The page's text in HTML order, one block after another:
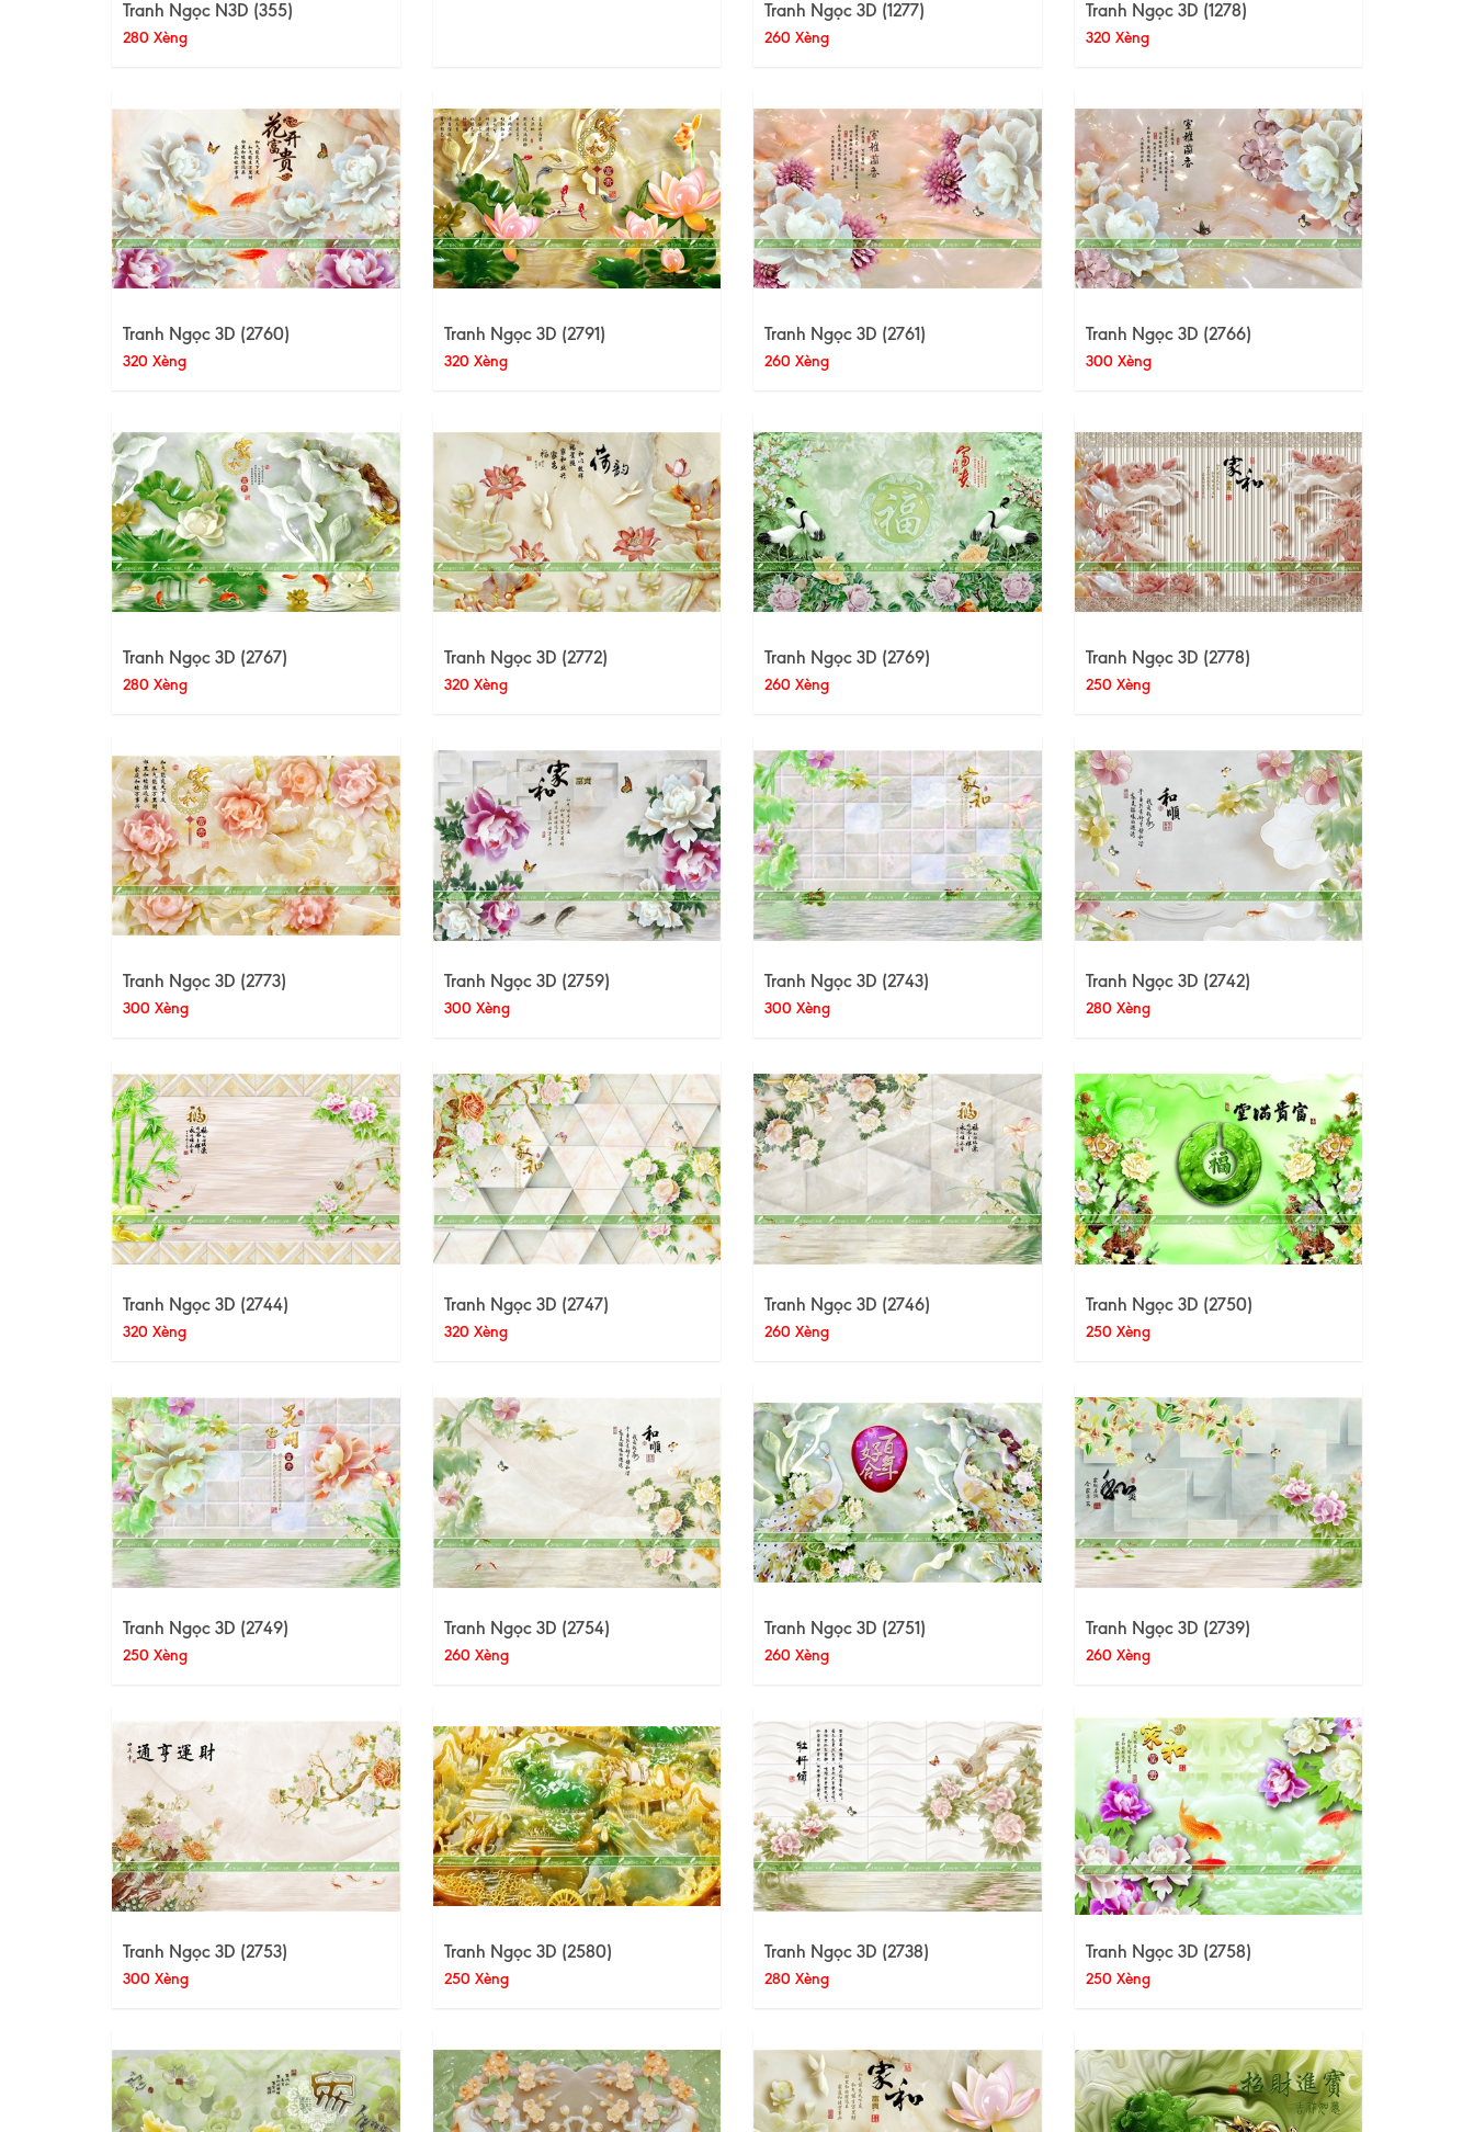
Tranh Ngọc N3D (355)
280 Xèng
Tranh Ngọc 3D (1277)
260 Xèng
Tranh Ngọc 3D (1278)
320 Xèng
Tranh Ngọc 3D (2760)
320 Xèng
Tranh Ngọc 3D (2791)
320 Xèng
Tranh Ngọc 3D (2761)
260 Xèng
Tranh Ngọc 3D (2766)
300 Xèng
Tranh Ngọc 3D (2767)
280 Xèng
Tranh Ngọc 3D (2772)
320 Xèng
Tranh Ngọc 3D (2769)
260 Xèng
Tranh Ngọc 3D (2778)
250 Xèng
Tranh Ngọc 3D (2773)
300 Xèng
Tranh Ngọc 3D (2759)
300 Xèng
Tranh Ngọc 3D (2743)
300 Xèng
Tranh Ngọc 3D (2742)
280 Xèng
Tranh Ngọc 3D (2744)
320 Xèng
Tranh Ngọc 3D (2747)
320 Xèng
Tranh Ngọc 3D (2746)
260 Xèng
Tranh Ngọc 3D (2750)
250 Xèng
Tranh Ngọc 3D (2749)
250 Xèng
Tranh Ngọc 3D (2754)
260 Xèng
Tranh Ngọc 3D (2751)
260 Xèng
Tranh Ngọc 3D (2739)
260 Xèng
Tranh Ngọc 3D (2753)
300 Xèng
Tranh Ngọc 3D (2580)
250 Xèng
Tranh Ngọc 3D (2738)
280 Xèng
Tranh Ngọc 3D (2758)
250 Xèng